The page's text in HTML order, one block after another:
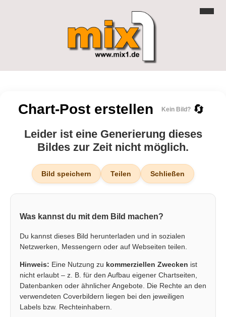
Chart-Post erstellen Kein Bild? 🔄
Leider ist eine Generierung dieses
Bildes zur Zeit nicht möglich.
Bild speichern Teilen Schließen
Was kannst du mit dem Bild machen?
Du kannst dieses Bild herunterladen und in sozialen
Netzwerken, Messengern oder auf Webseiten teilen.
Hinweis: Eine Nutzung zu kommerziellen Zwecken ist
nicht erlaubt – z. B. für den Aufbau eigener Chartseiten,
Datenbanken oder ähnlicher Angebote. Die Rechte an den
verwendeten Coverbildern liegen bei den jeweiligen
Labels bzw. Rechteinhabern.